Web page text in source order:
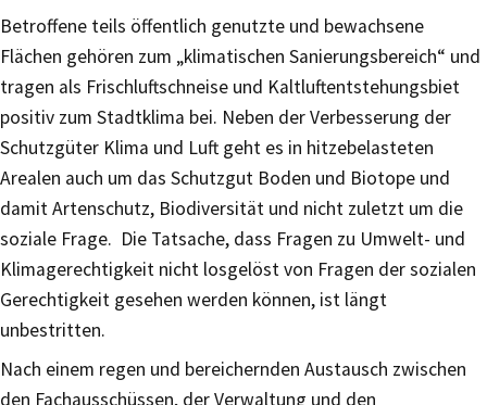
Betroffene teils öffentlich genutzte und bewachsene
Flächen gehören zum „klimatischen Sanierungsbereich“ und
tragen als Frischluftschneise und Kaltluftentstehungsbiet
positiv zum Stadtklima bei. Neben der Verbesserung der
Schutzgüter Klima und Luft geht es in hitzebelasteten
Arealen auch um das Schutzgut Boden und Biotope und
damit Artenschutz, Biodiversität und nicht zuletzt um die
soziale Frage. Die Tatsache, dass Fragen zu Umwelt- und
Klimagerechtigkeit nicht losgelöst von Fragen der sozialen
Gerechtigkeit gesehen werden können, ist längt
unbestritten.
Nach einem regen und bereichernden Austausch zwischen
den Fachausschüssen, der Verwaltung und den